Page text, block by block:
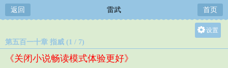
返回 雷武 首页
设置
第五百一十章 指威 (1 / 7)
《关闭小说畅读模式体验更好》